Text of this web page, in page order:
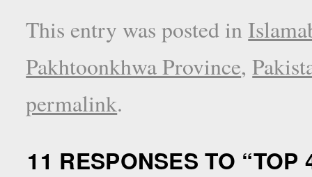
This entry was posted in
Pakhtoonkhwa Province,
permalink.
11 RESPONSES TO “TOP